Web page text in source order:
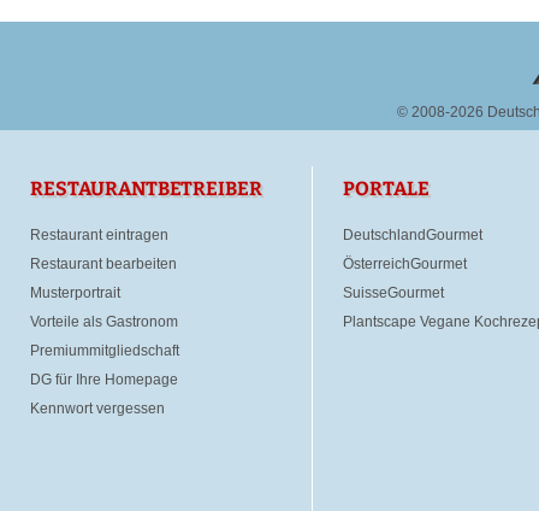
© 2008-2026
RESTAURANTBETREIBER
Restaurant eintragen
Restaurant bearbeiten
Musterportrait
Vorteile als Gastronom
Premiummitgliedschaft
DG für Ihre Homepage
Kennwort vergessen
PORTALE
DeutschlandGourmet
ÖsterreichGourmet
SuisseGourmet
Plantscape Vegane